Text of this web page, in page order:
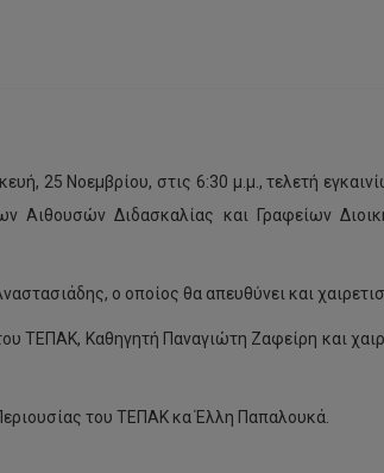
25 Νοεμβρίου, στις 6:30 μ.μ., τελετή
∆ιδασκαλίας και Γραφείων
ο οποίος θα απευθύνει και
ΤΕΠΑΚ, Καθηγητή Παναγιώτη Ζαφείρη και
του ΤΕΠΑΚ κα Έλλη Παπαλουκά.
Κυκλοφόρησε
του
του
Σαβεριάδη,
με